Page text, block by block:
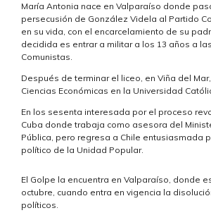
María Antonia nace en Valparaíso donde
persecusión de González Videla al Partido
en su vida, con el encarcelamiento de su
decidida es entrar a militar a los 13 años a
Comunistas.
Después de terminar el liceo, en Viña del
Ciencias Económicas en la Universidad
En los sesenta interesada por el proceso
Cuba donde trabaja como asesora del
Pública, pero regresa a Chile entusiasmada
político de la Unidad Popular.
El Golpe la encuentra en Valparaíso, donde
octubre, cuando entra en vigencia la
políticos.